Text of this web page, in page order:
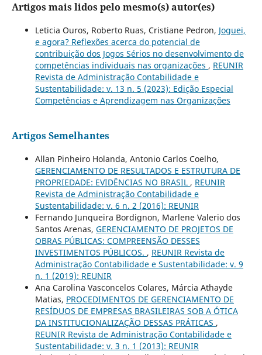
Artigos mais lidos pelo mesmo(s) autor(es)
Leticia Ouros, Roberto Ruas, Cristiane Pedron, Joguei,
e agora? Reflexões acerca do potencial de
contribuição dos Jogos Sérios no desenvolvimento de
competências individuais nas organizações , REUNIR
Revista de Administração Contabilidade e
Sustentabilidade: v. 13 n. 5 (2023): Edição Especial
Competências e Aprendizagem nas Organizações
Artigos Semelhantes
Allan Pinheiro Holanda, Antonio Carlos Coelho,
GERENCIAMENTO DE RESULTADOS E ESTRUTURA DE
PROPRIEDADE: EVIDÊNCIAS NO BRASIL , REUNIR
Revista de Administração Contabilidade e
Sustentabilidade: v. 6 n. 2 (2016): REUNIR
Fernando Junqueira Bordignon, Marlene Valerio dos
Santos Arenas, GERENCIAMENTO DE PROJETOS DE
OBRAS PÚBLICAS: COMPREENSÃO DESSES
INVESTIMENTOS PÚBLICOS. , REUNIR Revista de
Administração Contabilidade e Sustentabilidade: v. 9
n. 1 (2019): REUNIR
Ana Carolina Vasconcelos Colares, Márcia Athayde
Matias, PROCEDIMENTOS DE GERENCIAMENTO DE
RESÍDUOS DE EMPRESAS BRASILEIRAS SOB A ÓTICA
DA INSTITUCIONALIZAÇÃO DESSAS PRÁTICAS ,
REUNIR Revista de Administração Contabilidade e
Sustentabilidade: v. 3 n. 1 (2013): REUNIR